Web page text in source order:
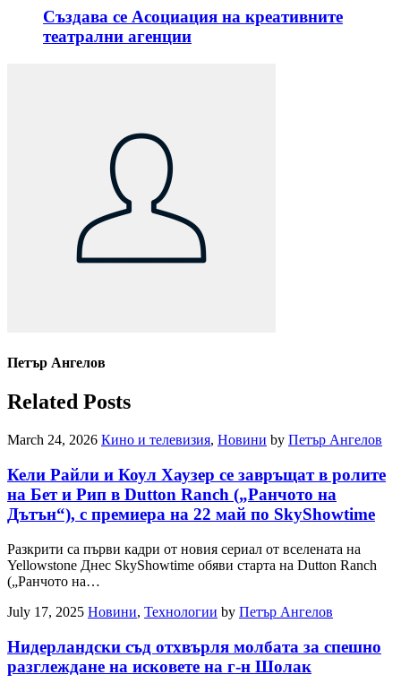
Създава се Асоциация на креативните
театрални агенции
Петър Ангелов
Related Posts
March 24, 2026 Кино и телевизия, Новини by Петър Ангелов
Кели Райли и Коул Хаузер се завръщат в ролите
на Бет и Рип в Dutton Ranch („Ранчото на
Дътън“), с премиера на 22 май по SkyShowtime
Разкрити са първи кадри от новия сериал от вселената на
Yellowstone Днес SkyShowtime обяви старта на Dutton Ranch
(„Ранчото на…
July 17, 2025 Новини, Технологии by Петър Ангелов
Нидерландски съд отхвърля молбата за спешно
разглеждане на исковете на г-н Шолак